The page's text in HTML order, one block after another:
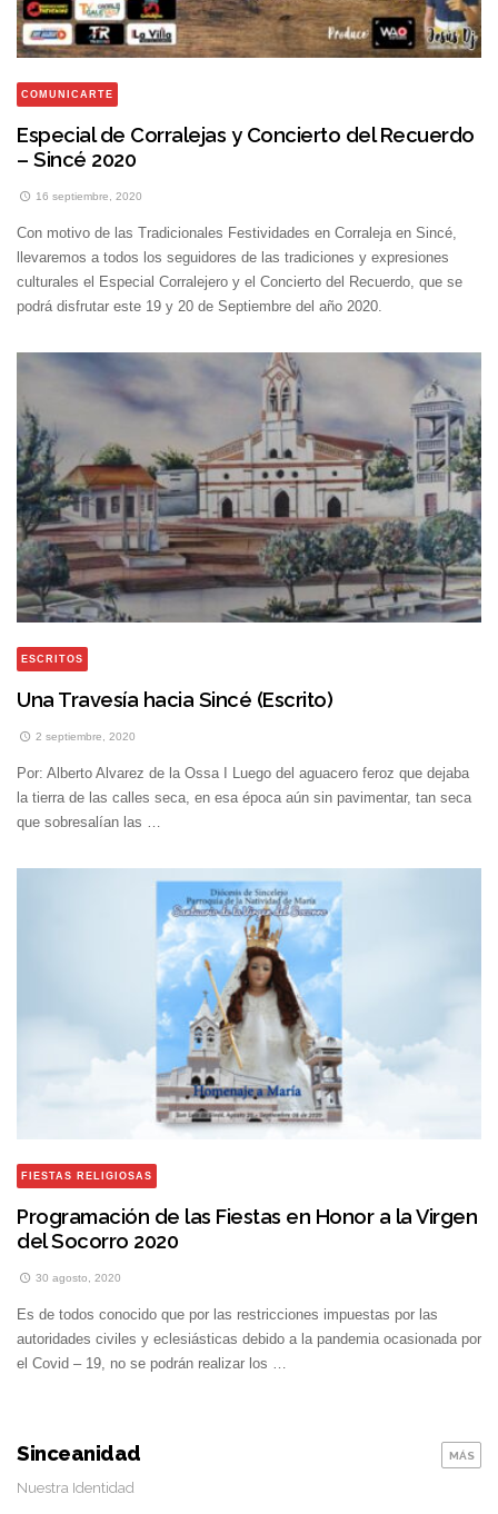
COMUNICARTE
Especial de Corralejas y Concierto del Recuerdo
– Sincé 2020
16 septiembre, 2020
Con motivo de las Tradicionales Festividades en Corraleja en Sincé,
llevaremos a todos los seguidores de las tradiciones y expresiones
culturales el Especial Corralejero y el Concierto del Recuerdo, que se
podrá disfrutar este 19 y 20 de Septiembre del año 2020.
ESCRITOS
Una Travesía hacia Sincé (Escrito)
2 septiembre, 2020
Por: Alberto Alvarez de la Ossa I Luego del aguacero feroz que dejaba
la tierra de las calles seca, en esa época aún sin pavimentar, tan seca
que sobresalían las …
FIESTAS RELIGIOSAS
Programación de las Fiestas en Honor a la Virgen
del Socorro 2020
30 agosto, 2020
Es de todos conocido que por las restricciones impuestas por las
autoridades civiles y eclesiásticas debido a la pandemia ocasionada por
el Covid – 19, no se podrán realizar los …
Sinceanidad
Nuestra Identidad
MÁS